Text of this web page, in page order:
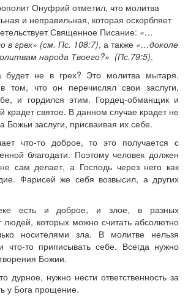
Онуфрий отметил, что молитва
и неправильная, которая оскорбляет
Священное Писание: «…
в грех» (см. Пс. 108:7), а также «…доколе
народа Твоего?» (Пс.79:5).
будет не в грех? Это молитва мытаря.
том, что он перечислял свои заслуги,
и гордился этим. Гордец-обманщик и
крадет святое. В данном случае крадет не
Божьи заслуги, присваивая их себе.
что-то доброе, то это получается с
благодати. Поэтому человек должен
сам делает, а Господь через него как
Фарисей же себя возвысил, а других
есть и доброе, и злое, в разных
людей, которых можно считать абсолютно
носителями зла. В молитве нельзя
что-то приписывать себе. Всегда нужно
Божии.
дурное, нужно нести ответственность за
у Бога прощение.